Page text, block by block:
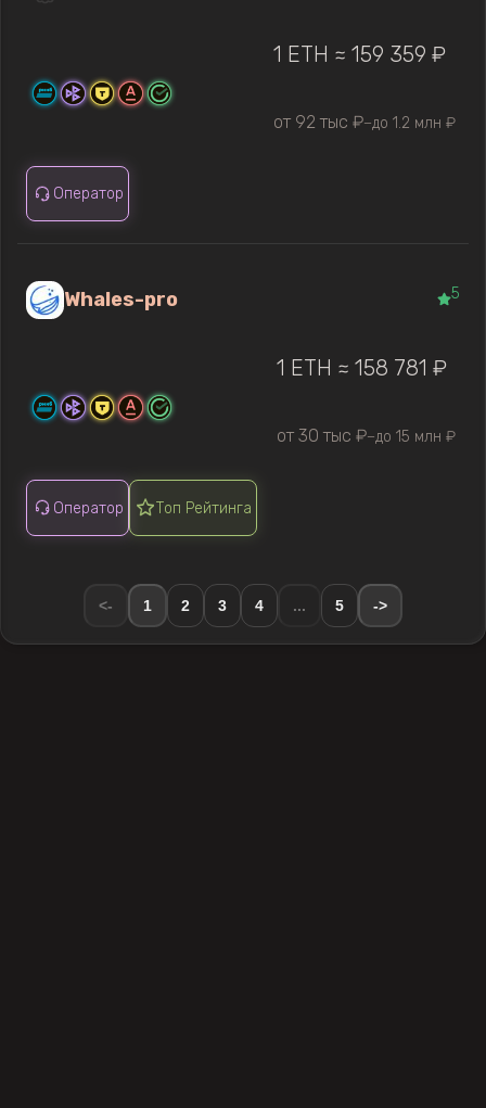
1 ETH ≈ 159 359 ₽
от 92 тыс ₽—до 1.2 млн ₽
Оператор
Whales-pro 5
1 ETH ≈ 158 781 ₽
от 30 тыс ₽—до 15 млн ₽
Оператор Топ Рейтинга
<- 1 2 3 4 ... 5 ->